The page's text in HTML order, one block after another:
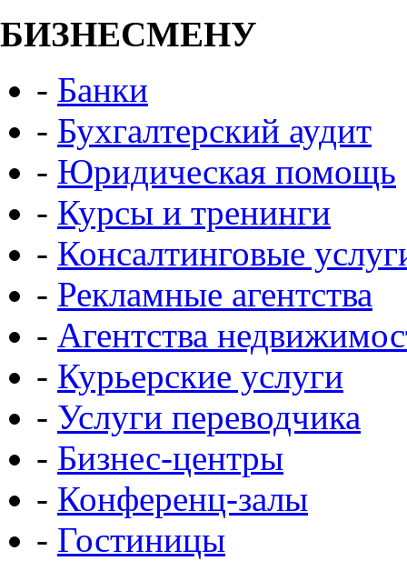
БИЗНЕСМЕНУ
- Банки
- Бухгалтерский аудит
- Юридическая помощь
- Курсы и тренинги
- Консалтинговые
- Рекламные агентства
- Агентства
- Курьерские услуги
- Услуги переводчика
- Бизнес-центры
- Конференц-залы
- Гостиницы